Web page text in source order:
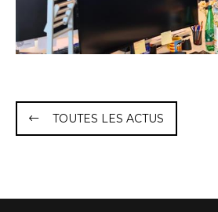
TOUTES LES ACTUS